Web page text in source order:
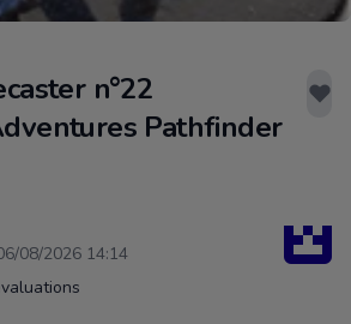
n°22
Pathfinder
08/2026 14:14